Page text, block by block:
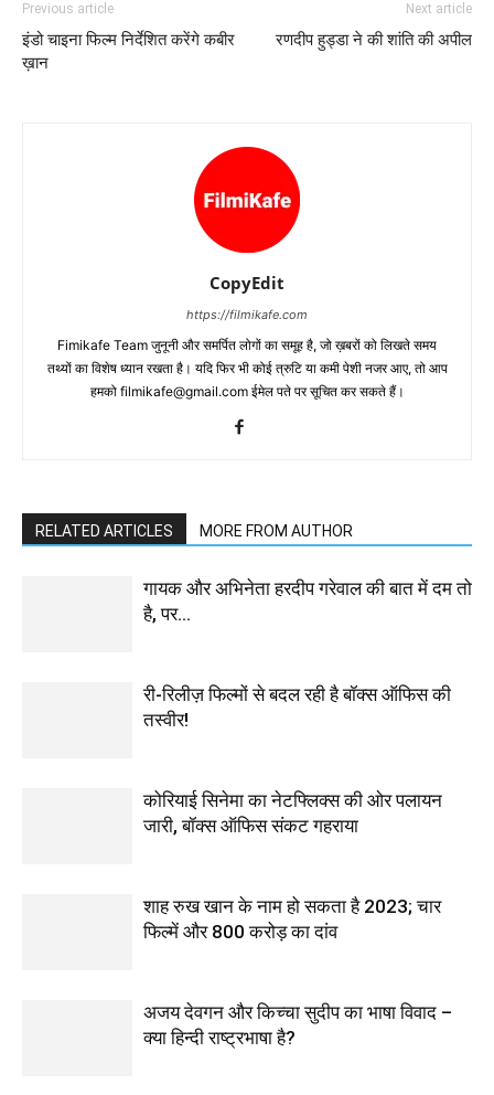
Previous article
इंडो चाइना फिल्‍म निर्देशित करेंगे कबीर
ख़ान
Next article
रणदीप हुड्डा ने की शांति की अपील
CopyEdit
https://filmikafe.com
Fimikafe Team जुनूनी और समर्पित लोगों का समूह है, जो ख़बरों को लिखते समय
तथ्‍यों का विशेष ध्‍यान रखता है। यदि फिर भी कोई त्रुटि या कमी पेशी नजर आए, तो आप
हमको filmikafe@gmail.com ईमेल पते पर सूचित कर सकते हैं।
RELATED ARTICLES MORE FROM AUTHOR
गायक और अभिनेता हरदीप गरेवाल की बात में दम तो
है, पर…
री-रिलीज़ फिल्मों से बदल रही है बॉक्स ऑफिस की
तस्वीर!
कोरियाई सिनेमा का नेटफ्लिक्स की ओर पलायन
जारी, बॉक्स ऑफिस संकट गहराया
शाह रुख खान के नाम हो सकता है 2023; चार
फिल्में और 800 करोड़ का दांव
अजय देवगन और किच्चा सुदीप का भाषा विवाद –
क्या हिन्दी राष्ट्रभाषा है?